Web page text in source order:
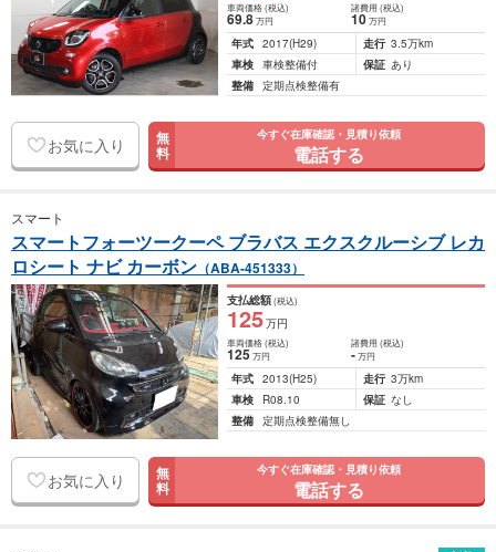
車両価格(税込)
69.8万円
諸費用 (税込)
10 万円
年式 2017(H29) 走行 3.5万km
車検 車検整備付 保証 あり
整備 定期点検整備有
お気に入り 無
料
今すぐ在庫確認・見積り依頼
電話する
スマート
スマートフォーツークーペ ブラバス エクスクルーシブ レカ
ロシート ナビ カーボン （ABA-451333）
支払総額(税込)
125万円
車両価格(税込)
125万円
諸費用 (税込)
- 万円
年式 2013(H25) 走行 3万km
車検
R08.10 保証 なし
整備 定期点検整備無し
お気に入り 無
料
今すぐ在庫確認・見積り依頼
電話する